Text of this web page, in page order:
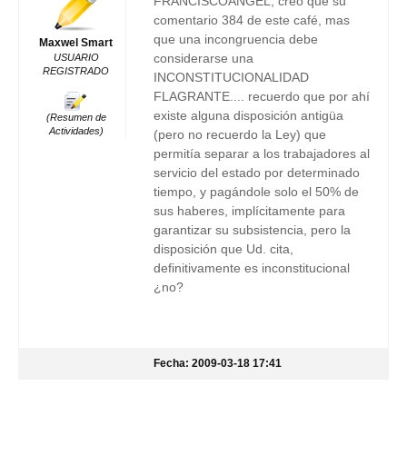
Maxwel Smart
USUARIO
REGISTRADO
(Resumen de
Actividades)
comentario 384 de este café, mas
que una incongruencia debe
considerarse una
INCONSTITUCIONALIDAD
FLAGRANTE.... recuerdo que por ahí
existe alguna disposición antigüa
(pero no recuerdo la Ley) que
permitía separar a los trabajadores al
servicio del estado por determinado
tiempo, y pagándole solo el 50% de
sus haberes, implícitamente para
garantizar su subsistencia, pero la
disposición que Ud. cita,
definitivamente es inconstitucional
¿no?
Fecha: 2009-03-18 17:41